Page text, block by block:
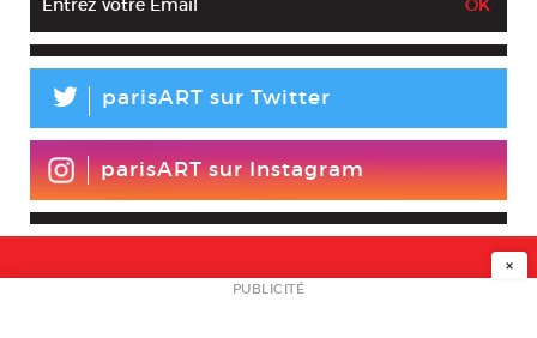
L parisART sur Twitter
parisART sur Instagram
NEWSLETTER
×
PUBLICITÉ